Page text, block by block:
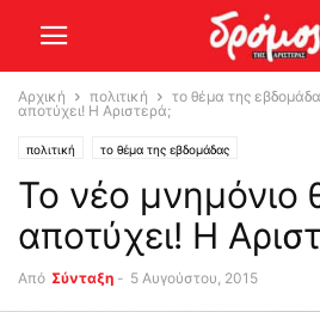
Αρχική πολιτική το θέμα της
αποτύχει! Η Αριστερά;
πολιτική το θέμα της εβδομάδας
To νέο μνημόνιο
αποτύχει! Η
Από Σύνταξη - 5 Αυγούστου, 2015